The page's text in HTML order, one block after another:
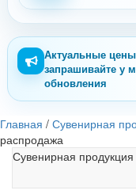
Актуальные
запрашивайте у
обновления
Главная / Сувенирная
распродажа
Сувенирная продукция